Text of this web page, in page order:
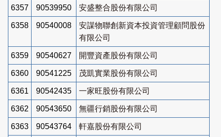
6357 90539950 安盛整合股份有限公司
6358 90540008
安謀物聯創新資本投資管理顧問股份
有限公司
6359 90540627 開豐資產股份有限公司
6360 90541225 茂凱實業股份有限公司
6361 90542435 一家旺股份有限公司
6362 90543650 無疆行銷股份有限公司
6363 90543764 軒嘉股份有限公司